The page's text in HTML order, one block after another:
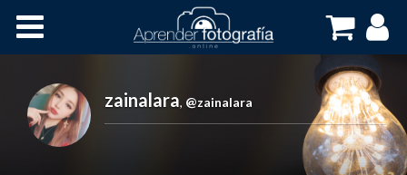
Cursos OnLine
zainalara, @zainalara